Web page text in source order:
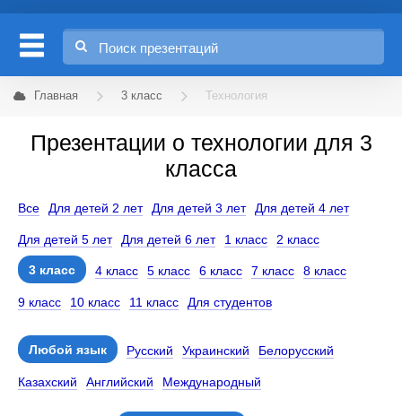
Главная 3 класс Технология
Презентации о технологии для 3
класса
Все Для детей 2 лет Для детей 3 лет Для детей 4 лет
Для детей 5 лет Для детей 6 лет 1 класс 2 класс
3 класс 4 класс 5 класс 6 класс 7 класс 8 класс
9 класс 10 класс 11 класс Для студентов
Любой язык Русский Украинский Белорусский
Казахский Английский Международный